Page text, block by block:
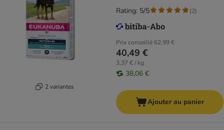
2 variantes
Prix conseillé 62,99 €
40,49 €
3,37 € / kg
38,06 €
Rating: 5/5 (2)
Ajouter au panier